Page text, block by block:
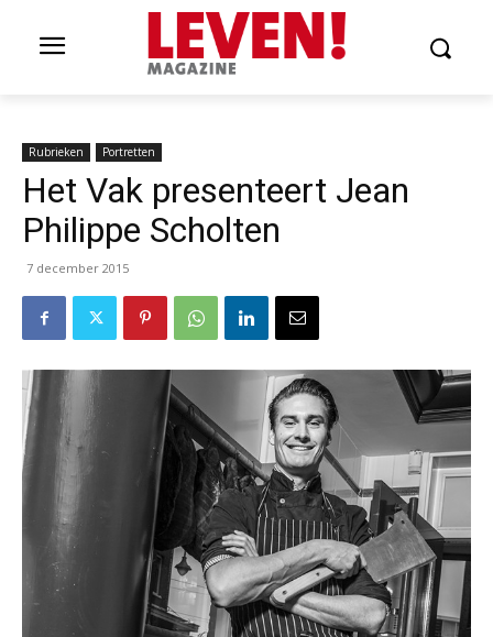
Rubrieken Portretten
Het Vak presenteert Jean
Philippe Scholten
7 december 2015